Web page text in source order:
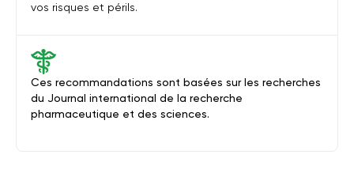
Ces recommandations sont basées sur les recherches
du Journal international de la recherche
pharmaceutique et des sciences.
vos risques et périls.